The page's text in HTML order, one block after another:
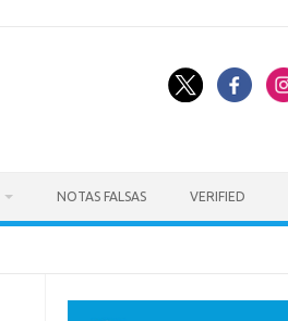
NOTAS FALSAS VERIFIED